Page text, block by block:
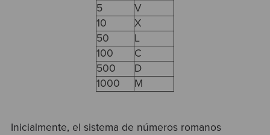
5
V
10
X
50
L
100
C
500
D
1000
M
Inicialmente, el sistema de números romanos